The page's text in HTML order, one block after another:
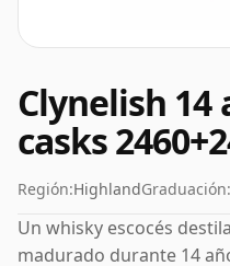
Clynelish 14
casks
Región:HighlandGraduación:
Un whisky escocés
madurado durante 14